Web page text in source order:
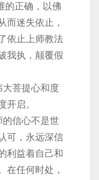
的正确，以佛
而迷失依止，
依止上师教法
我执，颠覆假
大菩提心和度
开启。
的信心不是世
可，永远深信
利益着自己和
在任何时处，